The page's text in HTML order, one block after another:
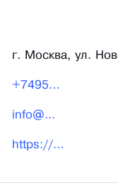
г. Москва, ул.
+74959...
info@...
https://pro-kart.ru/